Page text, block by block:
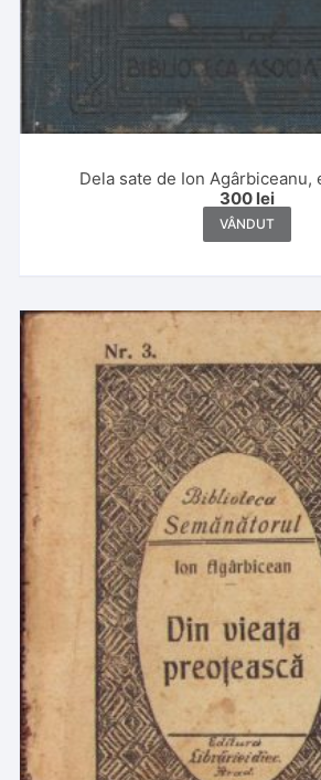
Dela sate de Ion Agârbiceanu,
300 lei
VÂNDUT